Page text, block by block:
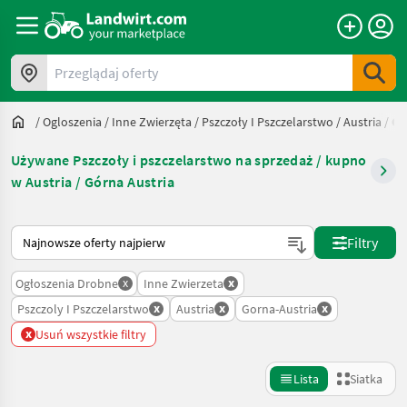
Przeglądaj oferty
/Ogloszenia / Inne Zwierzęta / Pszczoły I Pszczelarstwo /Austria /
Używane Pszczoły i pszczelarstwo na sprzedaż / kupno
w Austria / Górna Austria
Tak sortuje się na Landwirt.com
Filtry
Ogłoszenia Drobne x Inne Zwierzeta x
Pszczoly I Pszczelarstwo x Austria x Gorna-Austria x
x Usuń wszystkie filtry
Lista Siatka